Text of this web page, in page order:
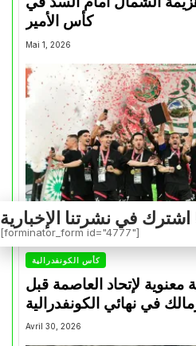
كأس الأمير
Mai 1, 2026
كأس الكونفدرالية
معنوية لإتحاد العاصمة قبل
في نهائي الكونفدرالية
Avril 30, 2026
[forminator_form id="4777"]